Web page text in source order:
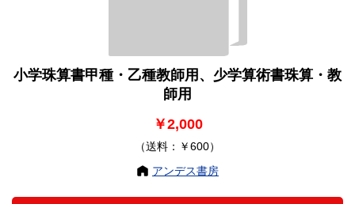
小学珠算書甲種・乙種教師用、少学算術書珠算・教
師用
￥2,000
（送料：￥600）
アンデス書房